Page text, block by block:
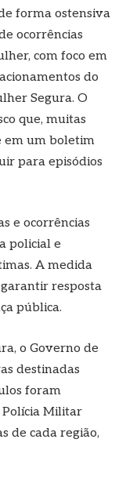
forma ostensiva
ocorrências
com foco em
do
Segura. O
que, muitas
em um boletim
para episódios
e ocorrências
policial e
A medida
resposta
pública.
o Governo de
destinadas
foram
Militar
de cada região,